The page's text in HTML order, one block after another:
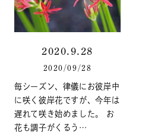
2020.9.28
2020/09/28
毎シーズン、律儀にお彼岸中
に咲く彼岸花ですが、今年は
遅れて咲き始めました。 お
花も調子がくるう…